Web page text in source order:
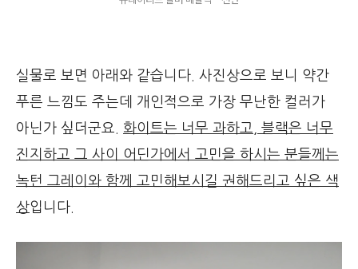
실물로 보면 아래와 같습니다. 사진상으로 보니 약간
푸른 느낌도 주는데 개인적으로 가장 무난한 컬러가
아닌가 싶더군요. 화이트는 너무 과하고, 블랙은 너무
진지하고 그 사이 어딘가에서 고민을 하시는 분들께는
녹턴 그레이와 함께 고민해보시길 권해드리고 싶은 색
상입니다.